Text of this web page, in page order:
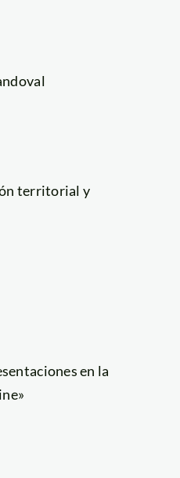
territorial y
en la